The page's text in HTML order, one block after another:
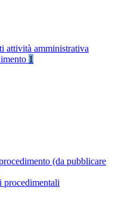
attività amministrativa
1
(da pubblicare
procedimentali